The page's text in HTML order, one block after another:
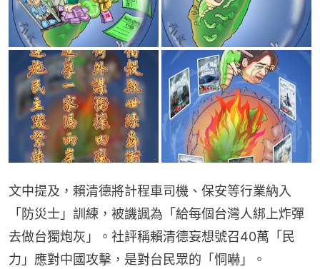
文中提及，賴清德將計程車司機、保安等行業納入
「防災士」訓練，被譏諷為「給每個台灣人綁上炸彈
去做台獨炮灰」。社評稱賴清德妄想號召40萬「民
力」應對中國攻擊，是對台民眾的「恫嚇」。